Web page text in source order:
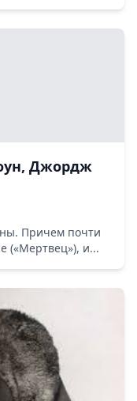
Джордж
Причем почти
(«Мертвец»), и...